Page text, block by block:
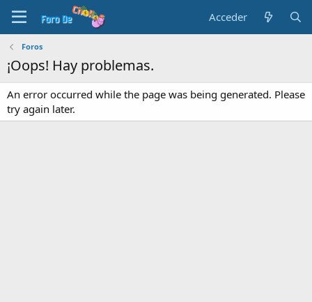
Acceder
Foros
¡Oops! Hay problemas.
An error occurred while the page was being generated. Please
try again later.